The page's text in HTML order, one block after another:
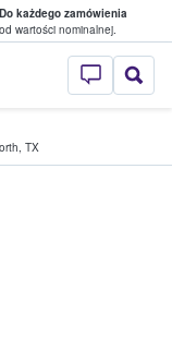
Do każdego zamówienia
wartości nominalnej.
—
i
, TX